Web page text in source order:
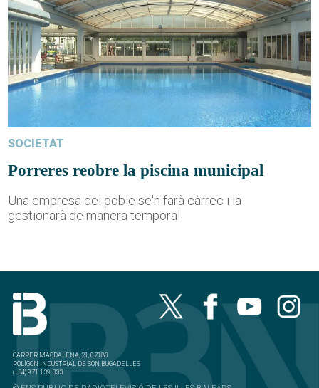
SOCIETAT
Porreres reobre la piscina municipal
Una empresa del poble se'n farà càrrec i la
gestionarà de manera temporal
CARRER MAGDALENA, 21, 07180
POLÍGON INDUSTRIAL DE SON BUGADELLES
(+34) 971 139 333